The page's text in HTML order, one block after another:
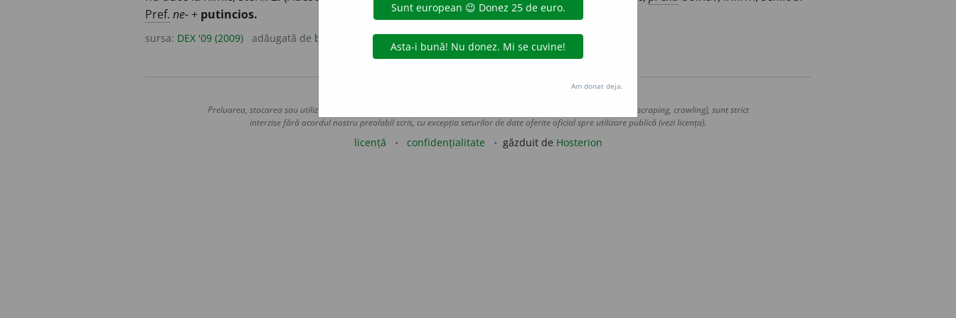
Pref. ne-+ putincios.
sursa: DEX '09 (2009) adăugată de blaurb. acțiuni
Preluarea, stocarea sau utilizarea datelor de pe acest site, inclusiv prin orice metode de extragere automată (web scraping, crawling), sunt strict
interzise fără acordul nostru prealabil scris, cu excepția seturilor de date oferite oficial spre utilizare publică (vezi licența).
licență confidențialitate găzduit de Hosterion
Am donat deja.